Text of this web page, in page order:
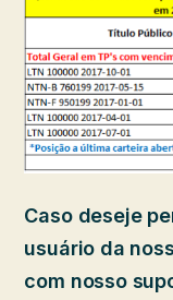
Caso deseje
usuário da
com nosso